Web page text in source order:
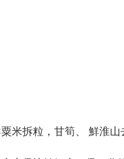
米拆粒，甘筍、 鮮淮